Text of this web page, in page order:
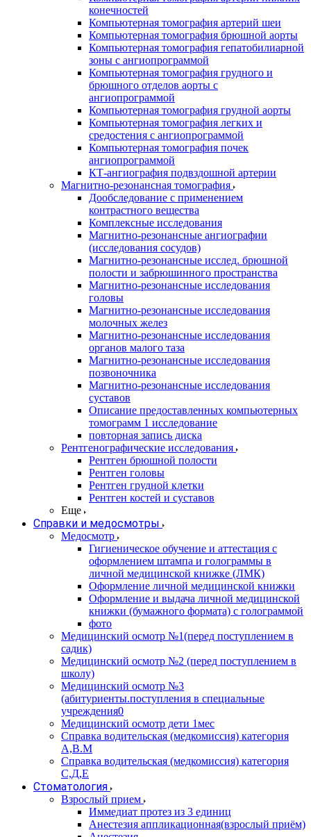
конечностей
Компьютерная томография артерий шеи
Компьютерная томография брюшной аорты
Компьютерная томография гепатобилиарной
зоны с ангиопрограммой
Компьютерная томография грудного и
брюшного отделов аорты с
ангиопрограммой
Компьютерная томография грудной аорты
Компьютерная томография легких и
средостения с ангиопрограммой
Компьютерная томография почек
ангиопрограммой
КТ-ангиография подвздошной артерии
Магнитно-резонансная томография
Дообследование с применением
контрастного вещества
Комплексные исследования
Магнитно-резонансные ангиографии
(исследования сосудов)
Магнитно-резонансные исслед. брюшной
полости и забрюшинного пространства
Магнитно-резонансные исследования
головы
Магнитно-резонансные исследования
молочных желез
Магнитно-резонансные исследования
органов малого таза
Магнитно-резонансные исследования
позвоночника
Магнитно-резонансные исследования
суставов
Описание предоставленных компьютерных
томограмм 1 исследование
повторная запись диска
Рентгенографические исследования
Рентген брюшной полости
Рентген головы
Рентген грудной клетки
Рентген костей и суставов
Еще
Справки и медосмотры
Медосмотр
Гигиеническое обучение и аттестация с
оформлением штампа и голограммы в
личной медицинской книжке (ЛМК)
Оформление личной медицинской книжки
Оформление и выдача личной медицинской
книжки (бумажного формата) с голограммой
фото
Медицинский осмотр №1(перед поступлением в
садик)
Медицинский осмотр №2 (перед поступлением в
школу)
Медицинский осмотр №3
(абитуриенты.поступления в специальные
учреждения0
Медицинский осмотр дети 1мес
Справка водительская (медкомиссия) категория
А,В.М
Справка водительская (медкомиссия) категория
С,Д,Е
Стоматология
Взрослый прием
Иммедиат протез из 3 единиц
Анестезия аппликационная(взрослый приём)